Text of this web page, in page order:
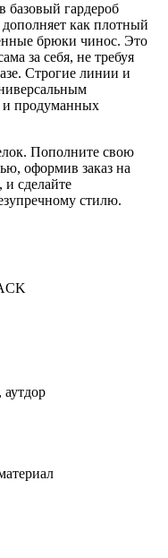
базовый гардероб
как плотный
брюки чинос. Это
за себя, не требуя
Строгие линии и
и продуманных
Пополните свою
оформив заказ на
, и сделайте
стилю.